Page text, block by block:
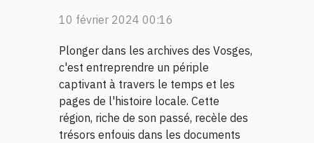
région
10 février 2024 00:16
Plonger dans les archives des Vosges,
c'est entreprendre un périple
captivant à travers le temps et les
pages de l'histoire locale. Cette
région, riche de son passé, recèle des
trésors enfouis dans les documents